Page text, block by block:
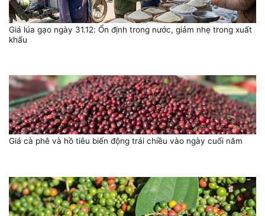
Giá lúa gạo ngày 31.12: Ổn định trong nước, giảm nhẹ trong xuất
khẩu
Giá cà phê và hồ tiêu biến động trái chiều vào ngày cuối năm